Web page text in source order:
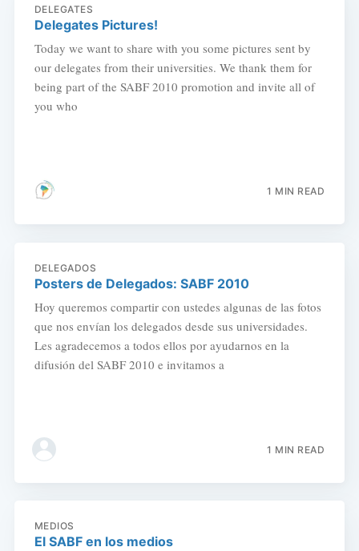
DELEGATES
Delegates Pictures!
Today we want to share with you some pictures sent by
our delegates from their universities. We thank them for
being part of the SABF 2010 promotion and invite all of
you who
1 MIN READ
DELEGADOS
Posters de Delegados: SABF 2010
Hoy queremos compartir con ustedes algunas de las fotos
que nos envían los delegados desde sus universidades.
Les agradecemos a todos ellos por ayudarnos en la
difusión del SABF 2010 e invitamos a
1 MIN READ
MEDIOS
El SABF en los medios